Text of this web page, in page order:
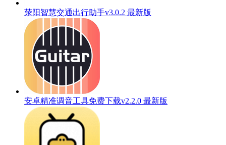
荥阳智慧交通出行助手v3.0.2 最新版
安卓精准调音工具免费下载v2.2.0 最新版